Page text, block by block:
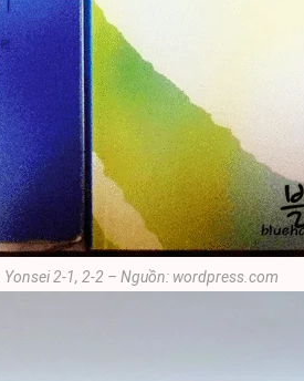
Yonsei 2-1, 2-2 – Nguồn: wordpress.com